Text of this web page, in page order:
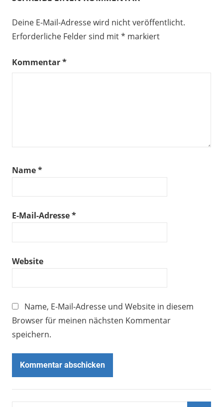
Deine E-Mail-Adresse wird nicht veröffentlicht.
Erforderliche Felder sind mit* markiert
Kommentar*
Name*
E-Mail-Adresse*
Website
Name, E-Mail-Adresse und Website in diesem
Browser für meinen nächsten Kommentar
speichern.